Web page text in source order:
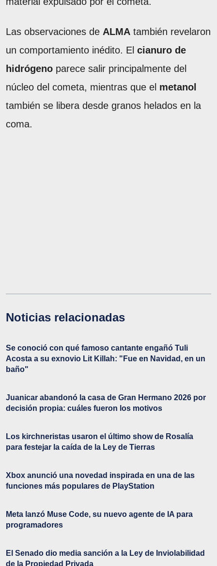
Las observaciones de ALMA también revelaron
un comportamiento inédito. El cianuro de
hidrógeno parece salir principalmente del
núcleo del cometa, mientras que el metanol
también se libera desde granos helados en la
coma.
Noticias relacionadas
Se conoció con qué famoso cantante engañó Tuli
Acosta a su exnovio Lit Killah: "Fue en Navidad, en un
baño"
Juanicar abandonó la casa de Gran Hermano 2026 por
decisión propia: cuáles fueron los motivos
Los kirchneristas usaron el último show de Rosalía
para festejar la caída de la Ley de Tierras
Xbox anunció una novedad inspirada en una de las
funciones más populares de PlayStation
Meta lanzó Muse Code, su nuevo agente de IA para
programadores
El Senado dio media sanción a la Ley de Inviolabilidad
de la Propiedad Privada